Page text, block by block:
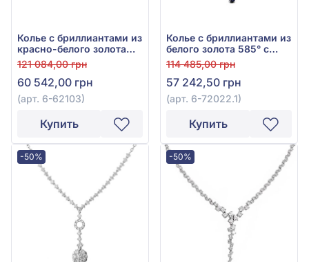
Колье с бриллиантами из
красно-белого золота
585°, бриллиант 0,07ct,
арт. 6-62103
121 084,00 грн
60 542,00 грн
(арт. 6-62103)
Купить
Колье с бриллиантами из
белого золота 585° с
синими бриллиантами
0,08ct, синим сапфиром
гидро. 0,23ct и
прозрачными
бриллиантами 0,27ct,
114 485,00 грн
57 242,50 грн
(арт. 6-72022.1)
Купить
-50% -50%